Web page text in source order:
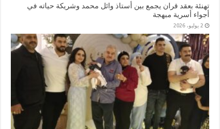
تهنئة بعقد قران يجمع بين أستاذ وائل محمد وشريكة حياته في
أجواء أسرية مبهجة
2 يوليو، 2026